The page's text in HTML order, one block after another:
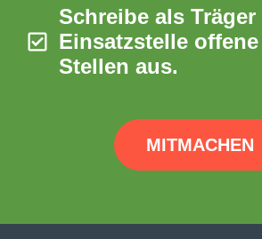
Schreibe als
Einsatzstelle offene
Stellen aus.
MITMACHEN